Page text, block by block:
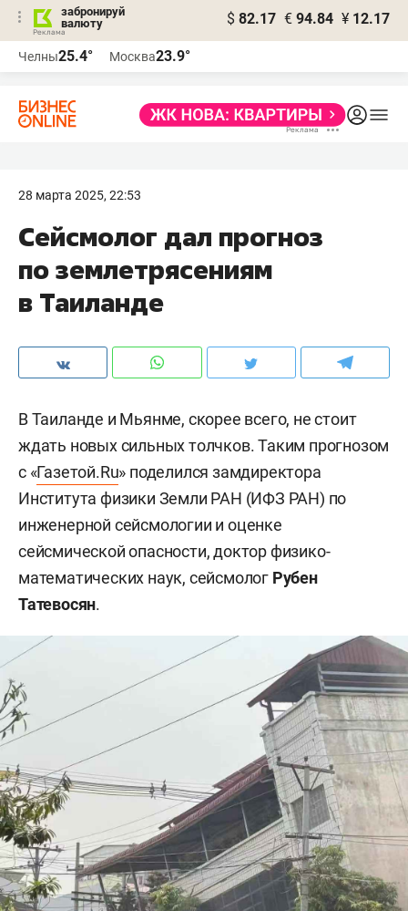
забронируй
валюту
$ 82.17 € 94.84 ¥ 12.17
Челны25.4° Москва23.9°
28 марта 2025, 22:53
Сейсмолог дал прогноз
по землетрясениям
в Таиланде
В Таиланде и Мьянме, скорее всего, не стоит
ждать новых сильных толчков. Таким прогнозом
с «Газетой.Ru» поделился замдиректора
Института физики Земли РАН (ИФЗ РАН) по
инженерной сейсмологии и оценке
сейсмической опасности, доктор физико-
математических наук, сейсмолог Рубен
Татевосян.